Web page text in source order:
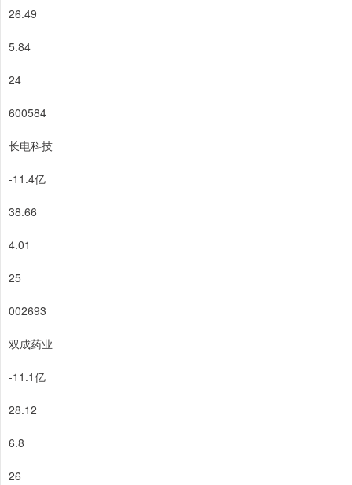
26.49
5.84
24
600584
长电科技
-11.4亿
38.66
4.01
25
002693
双成药业
-11.1亿
28.12
6.8
26